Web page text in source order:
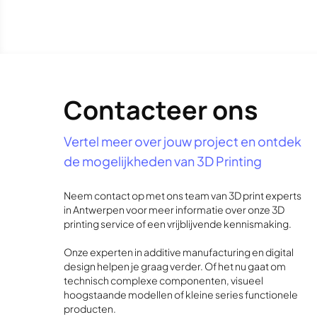
Contacteer ons
Vertel meer over jouw project en ontdek
de mogelijkheden van 3D Printing
Neem contact op met ons team van 3D print experts
in Antwerpen voor meer informatie over onze 3D
printing service of een vrijblijvende kennismaking.
Onze experten in additive manufacturing en digital
design helpen je graag verder. Of het nu gaat om
technisch complexe componenten, visueel
hoogstaande modellen of kleine series functionele
producten.